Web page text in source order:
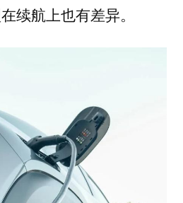
续航上也有差异。